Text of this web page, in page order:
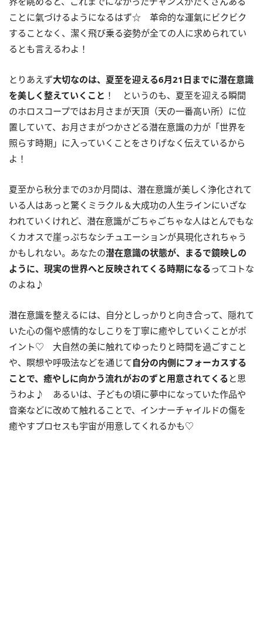
ことに氣づけるようになるはず☆ 革命的な運氣にビクビク
することなく、潔く飛び乗る姿勢が全ての人に求められてい
るとも言えるわよ！
とりあえず大切なのは、夏至を迎える6月21 日までに潜在意識
を美しく整えていくこと ！ というのも、夏至を迎える瞬間
のホロスコープではお月さまが天頂（天の一番高い所）に位
置していて、お月さまがつかさどる潜在意識の力が「世界を
照らす時期」に入っていくことをさりげなく伝えているから
よ！
夏至から秋分までの3か月間は、潜在意識が美しく浄化されて
いる人はあっと驚くミラクル＆大成功の人生ラインにいざな
われていくけれど、潜在意識がごちゃごちゃな人はとんでもな
くカオスで崖っぷちなシチュエーションが具現化されちゃう
かもしれない。あなたの潜在意識の状態が、まるで鏡映しの
ように、現実の世界へと反映されてくる時期になる ってコトな
のよね♪
潜在意識を整えるには、自分としっかりと向き合って、隠れて
いた心の傷や感情的なしこりを丁寧に癒やしていくことがポ
イント♡ 大自然の美に触れてゆったりと時間を過ごすこと
や、瞑想や呼吸法などを通じて自分の内側にフォーカスする
ことで、癒やしに向かう流れがおのずと用意されてくる と思
うわよ♪ あるいは、子どもの頃に夢中になっていた作品や
音楽などに改めて触れることで、インナーチャイルドの傷を
癒やすプロセスも宇宙が用意してくれるかも♡